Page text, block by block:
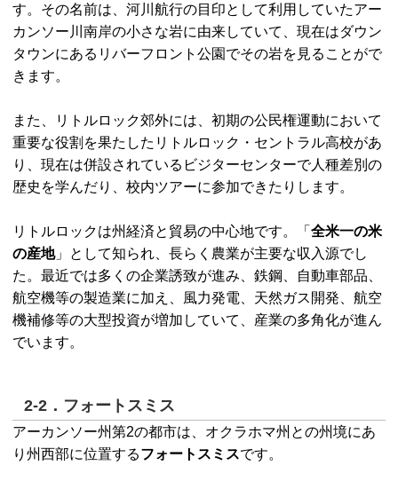
す。その名前は、河川航行の目印として利用していたアー
カンソー川南岸の小さな岩に由来していて、現在はダウン
タウンにあるリバーフロント公園でその岩を見ることがで
きます。
また、リトルロック郊外には、初期の公民権運動において
重要な役割を果たしたリトルロック・セントラル高校があ
り、現在は併設されているビジターセンターで人種差別の
歴史を学んだり、校内ツアーに参加できたりします。
リトルロックは州経済と貿易の中心地です。「 全米一の米
の産地」として知られ、長らく農業が主要な収入源でし
た。最近では多くの企業誘致が進み、鉄鋼、自動車部品、
航空機等の製造業に加え、風力発電、天然ガス開発、航空
機補修等の大型投資が増加していて、産業の多角化が進ん
でいます。
2-2．フォートスミス
アーカンソー州第2の都市は、オクラホマ州との州境にあ
り州西部に位置するフォートスミスです。